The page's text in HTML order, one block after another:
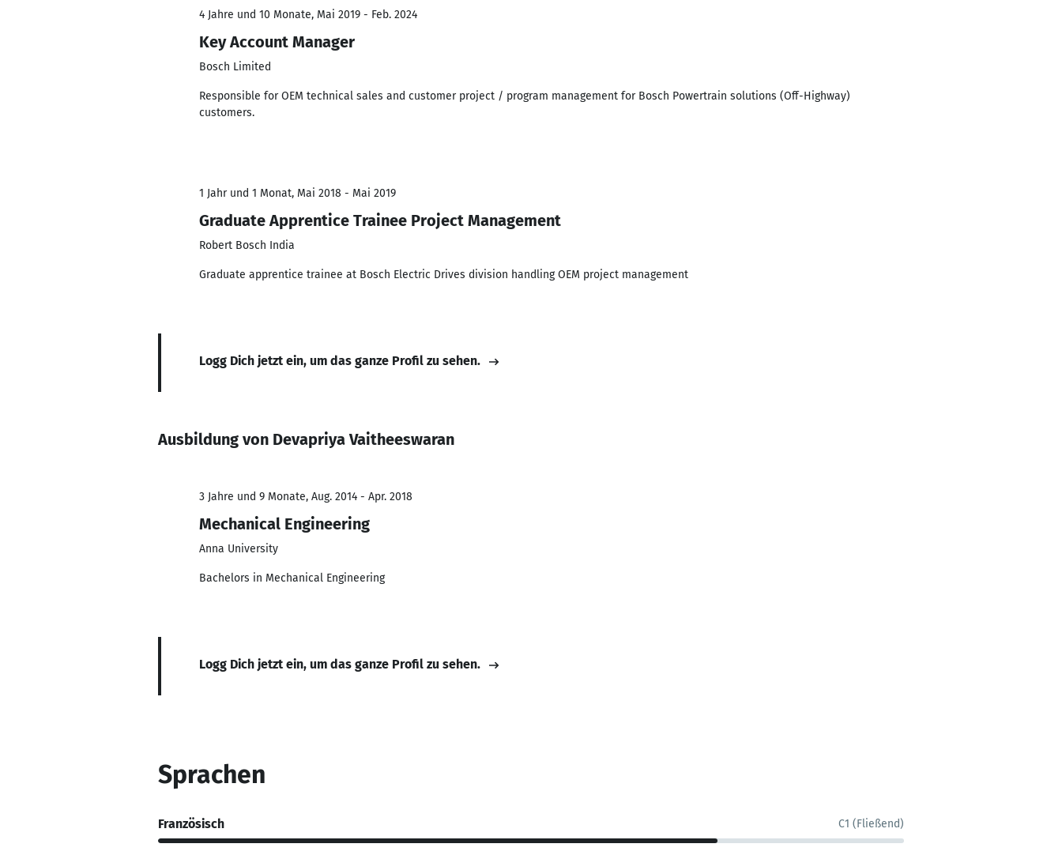
4 Jahre und 10 Monate, Mai 2019 - Feb. 2024
Key Account Manager
Bosch Limited
Responsible for OEM technical sales and customer project / program management for Bosch Powertrain solutions (Off-Highway)
customers.
1 Jahr und 1 Monat, Mai 2018 - Mai 2019
Graduate Apprentice Trainee Project Management
Robert Bosch India
Graduate apprentice trainee at Bosch Electric Drives division handling OEM project management
Logg Dich jetzt ein, um das ganze Profil zu sehen.
Ausbildung von Devapriya Vaitheeswaran
3 Jahre und 9 Monate, Aug. 2014 - Apr. 2018
Mechanical Engineering
Anna University
Bachelors in Mechanical Engineering
Logg Dich jetzt ein, um das ganze Profil zu sehen.
Sprachen
Französisch C1 (Fließend)